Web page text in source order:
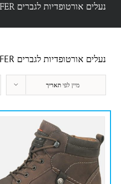
נעלים אורטופדיות לגברים WALDLAUFER
נעלים אורטופדיות לגברים WALDLAUFER
מיין לפי תאריך